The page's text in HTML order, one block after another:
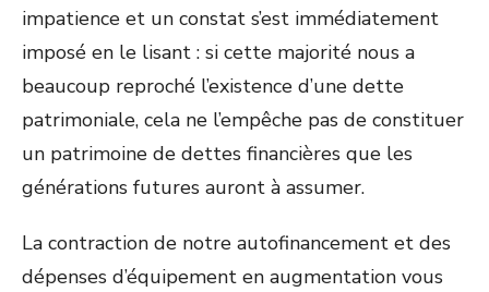
impatience et un constat s’est immédiatement
imposé en le lisant : si cette majorité nous a
beaucoup reproché l’existence d’une dette
patrimoniale, cela ne l’empêche pas de constituer
un patrimoine de dettes financières que les
générations futures auront à assumer.
La contraction de notre autofinancement et des
dépenses d’équipement en augmentation vous